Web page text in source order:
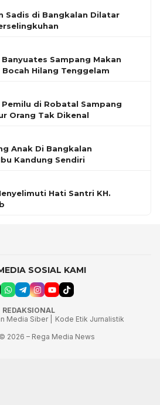
Sadis di Bangkalan Dilatar
Sampang Makan
Bocah Hilang Tenggelam
di Robatal Sampang
Orang Tak Dikenal
Anak Di Bangkalan
Kandung Sendiri
Hati Santri KH.
SOSIAL KAMI
REDAKSIONAL
Media Siber |
Kode Etik Jurnalistik
2026 – Rega Media News